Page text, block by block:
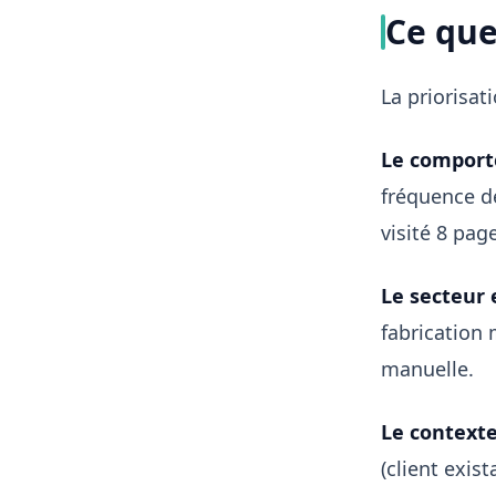
Ce
La
Le
fréquence
visité 8
Le secteur
fabrication
manuelle.
Le
(client